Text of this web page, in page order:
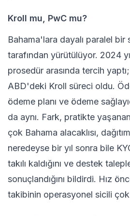
Kroll mu, PwC mu?
Bahama'lara dayalı paralel bir
tarafından yürütülüyor. 2024
prosedür arasında tercih
ABD'deki Kroll süreci oldu.
ödeme planı ve ödeme
da aynı. Fark, pratikte
çok Bahama alacaklısı,
neredeyse bir yıl sonra bile
takılı kaldığını ve destek
sonuçlandığını bildirdi. Hız
takibinin operasyonel sicili